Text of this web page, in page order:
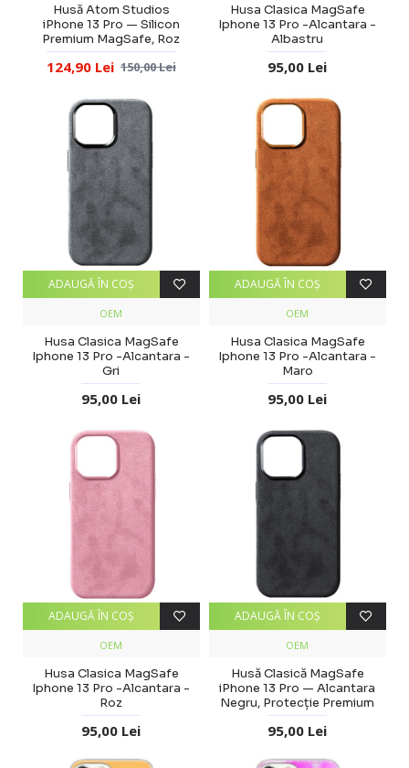
Husă Atom Studios
iPhone 13 Pro — Silicon
Premium MagSafe, Roz
124,90 Lei 150,00 Lei
Husa Clasica MagSafe
Iphone 13 Pro -Alcantara -
Albastru
95,00 Lei
OEM
Husa Clasica MagSafe
Iphone 13 Pro -Alcantara -
Gri
95,00 Lei
ADAUGĂ ÎN COŞ
OEM
Husa Clasica MagSafe
Iphone 13 Pro -Alcantara -
Maro
95,00 Lei
ADAUGĂ ÎN COŞ
OEM
Husa Clasica MagSafe
Iphone 13 Pro -Alcantara -
Roz
95,00 Lei
ADAUGĂ ÎN COŞ
OEM
Husă Clasică MagSafe
iPhone 13 Pro — Alcantara
Negru, Protecție Premium
95,00 Lei
ADAUGĂ ÎN COŞ